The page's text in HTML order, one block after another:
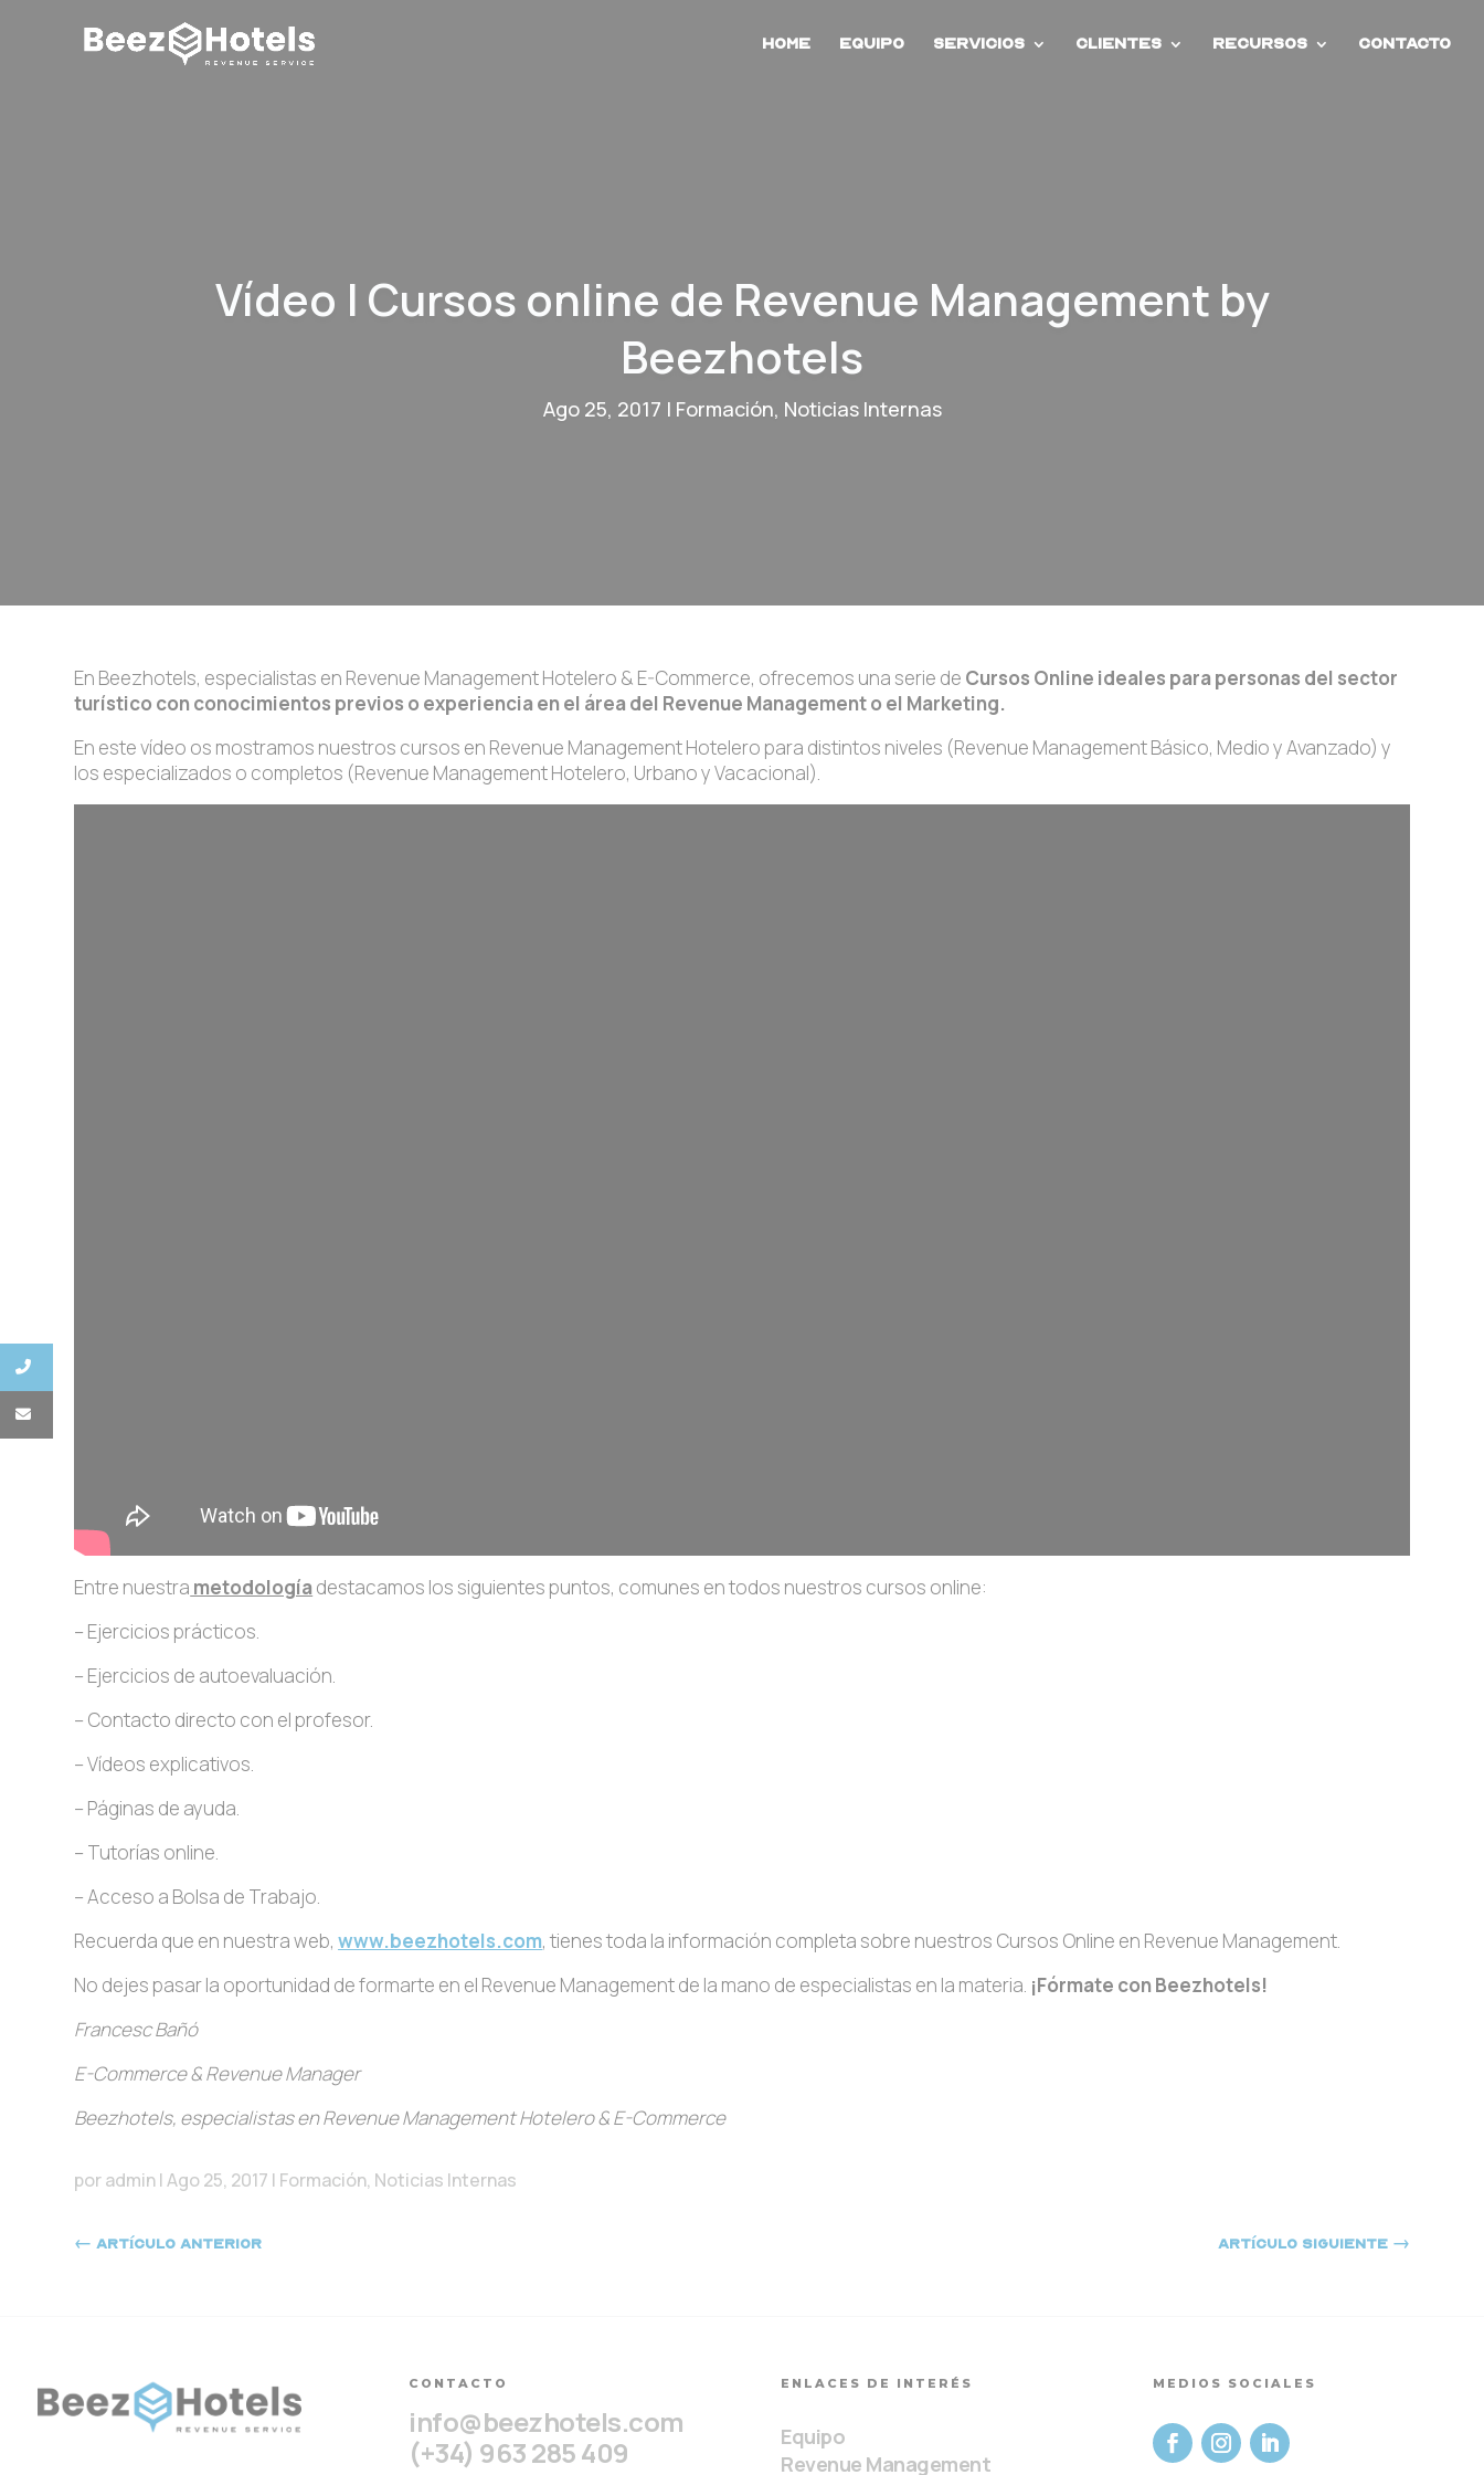
Home Equipo Servicios Clientes Recursos Contacto
Vídeo | Cursos online de Revenue Management by
Beezhotels
Ago 25, 2017 | Formación, Noticias Internas
En Beezhotels, especialistas en Revenue Management Hotelero & E-Commerce, ofrecemos una serie de Cursos Online ideales para personas del sector
turístico con conocimientos previos o experiencia en el área del Revenue Management o el Marketing.
En este vídeo os mostramos nuestros cursos en Revenue Management Hotelero para distintos niveles (Revenue Management Básico, Medio y Avanzado) y
los especializados o completos (Revenue Management Hotelero, Urbano y Vacacional).
Entre nuestra metodología destacamos los siguientes puntos, comunes en todos nuestros cursos online:
– Ejercicios prácticos.
– Ejercicios de autoevaluación.
– Contacto directo con el profesor.
– Vídeos explicativos.
– Páginas de ayuda.
– Tutorías online.
– Acceso a Bolsa de Trabajo.
Recuerda que en nuestra web,www.beezhotels.com, tienes toda la información completa sobre nuestros Cursos Online en Revenue Management.
No dejes pasar la oportunidad de formarte en el Revenue Management de la mano de especialistas en la materia. ¡Fórmate con Beezhotels!
Francesc Bañó
E-Commerce&Revenue Manager
Beezhotels, especialistas en Revenue Management Hotelero & E-Commerce
poradmin|Ago 25, 2017 | Formación, Noticias Internas
←Artículo anterior Artículo siguiente→
CONTACTO
info@beezhotels.com
(+34) 963 285 409
ENLACES DE INTERÉS
Equipo
Revenue Management
MEDIOS SOCIALES